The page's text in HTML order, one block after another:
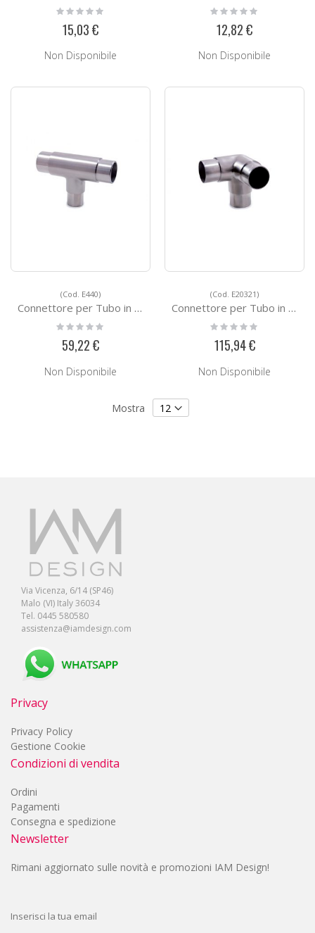
Rating:
0%
15,03 €
Non Disponibile
Rating:
0%
12,82 €
Non Disponibile
(Cod. E440)
Connettore per Tubo in Acciaio E440
Rating:
59,22 €
Non Disponibile
(Cod. E20321)
Connettore per Tubo in Acciaio E20321
Rating:
115,94 €
Non Disponibile
Mostra
Via Vicenza, 6/14 (SP46)
Malo (VI) Italy 36034
Tel. 0445 580580
assistenza@iamdesign.com
Privacy
Privacy Policy
Gestione Cookie
Condizioni di vendita
Ordini
Pagamenti
Consegna e spedizione
Newsletter
Rimani aggiornato sulle novità e promozioni IAM Design!
Inserisci la tua email